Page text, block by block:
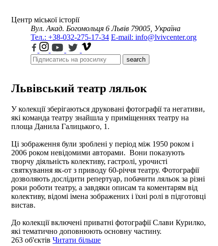
Центр міської історії
Вул. Акад. Богомольця 6 Львів 79005, Україна
Тел.: +38-032-275-17-34 E-mail: info@lvivcenter.org
search
Львівський театр ляльок
У колекції зберігаються друковані фотографії та негативи,
які команда театру знайшла у приміщеннях театру на
площа Данила Галицького, 1.
Ці зображення були зроблені у період між 1950 роком і
2006 роком невідомими авторами. Вони показують
творчу діяльність колективу, гастролі, урочисті
святкування як-от з приводу 60-річчя театру. Фотографії
дозволяють дослідити репертуар, побачити ляльок за різні
роки роботи театру, а завдяки описам та коментарям від
колективу, відомі імена зображених і їхні ролі в підготовці
вистав.
До колекції включені приватні фотографії Слави Курилко,
які тематично доповнюють основну частину.
263 об'єктів Читати більше